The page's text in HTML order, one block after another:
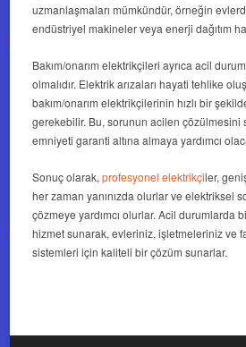
uzmanlaşmaları mümkündür, örneğin
endüstriyel makineler veya enerji dağıtım
Bakım/onarım elektrikçileri ayrıca acil
olmalıdır. Elektrik arızaları hayati tehlike
bakım/onarım elektrikçilerinin hızlı bir
gerekebilir. Bu, sorunun acilen çözülmesini
emniyeti garanti altına almaya yardımcı
Sonuç olarak,profesyonel elektrikçiler,
her zaman yanınızda olurlar ve elektriksel
çözmeye yardımcı olurlar. Acil durumlarda
hizmet sunarak, evleriniz, işletmeleriniz ve
sistemleri için kaliteli bir çözüm sunarlar.